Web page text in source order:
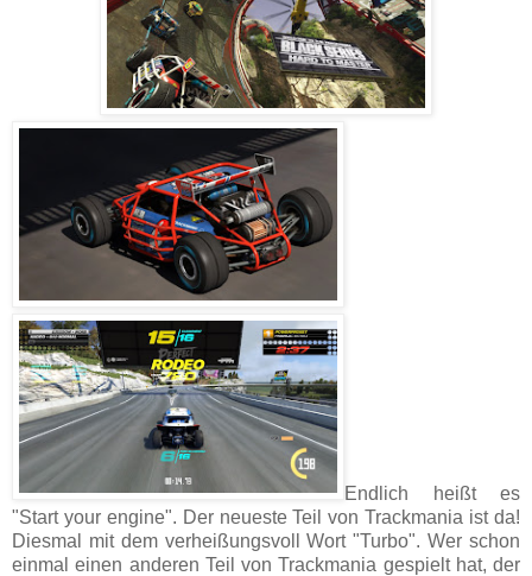
Endlich heißt es
"Start your engine". Der neueste Teil von Trackmania ist da!
Diesmal mit dem verheißungsvoll Wort "Turbo". Wer schon
einmal einen anderen Teil von Trackmania gespielt hat, der